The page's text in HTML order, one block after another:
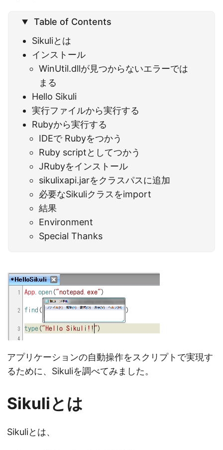
Table of Contents
Sikuliとは
インストール
WinUtil.dllが見つからないエラーでは
まる
Hello Sikuli
実行ファイルから実行する
Rubyから実行する
IDEで Rubyをつかう
Ruby scriptとしてつかう
JRubyをインストール
sikulixapi.jarをクラスパスに追加
必要なSikuliクラスをimport
結果
Environment
Special Thanks
アプリケーションの自動操作をスクリプトで実現す
るために、Sikuliを調べてみました。
Sikuliとは
Sikuliとは、